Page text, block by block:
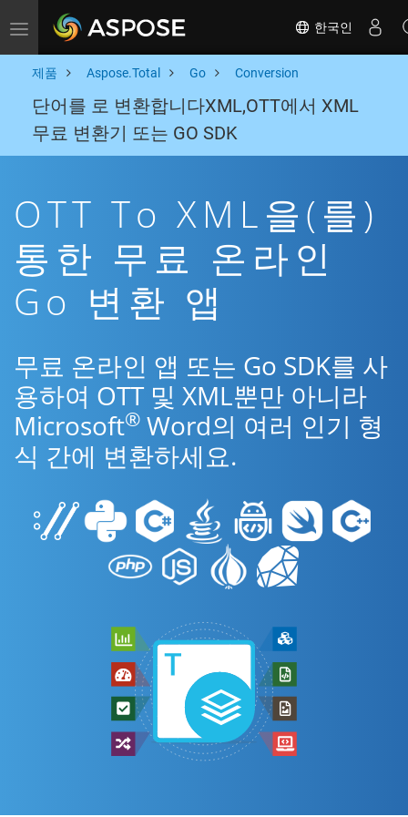
Toggle navigation 한국인
제품 Aspose.Total Go Conversion
단어를 로 변환합니다XML,OTT에서 XML
무료 변환기 또는 GO SDK
OTT To XML을(를)
통한 무료 온라인
Go 변환 앱
무료 온라인 앱 또는 Go SDK를 사
용하여 OTT 및 XML뿐만 아니라
Microsoft® Word의 여러 인기 형
식 간에 변환하세요.